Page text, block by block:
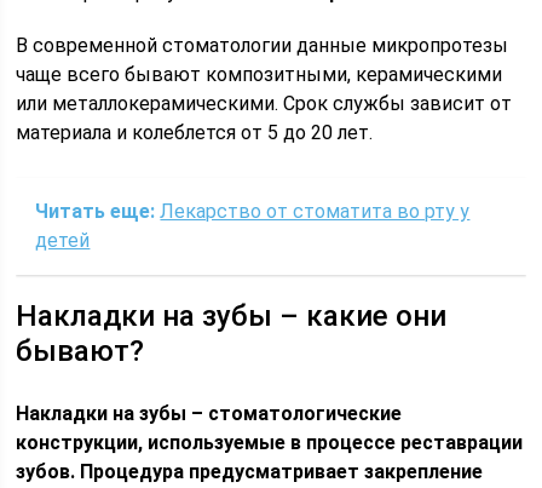
В современной стоматологии данные микропротезы
чаще всего бывают композитными, керамическими
или металлокерамическими. Срок службы зависит от
материала и колеблется от 5 до 20 лет.
Читать еще: Лекарство от стоматита во рту у
детей
Накладки на зубы – какие они
бывают?
Накладки на зубы – стоматологические
конструкции, используемые в процессе реставрации
зубов. Процедура предусматривает закрепление